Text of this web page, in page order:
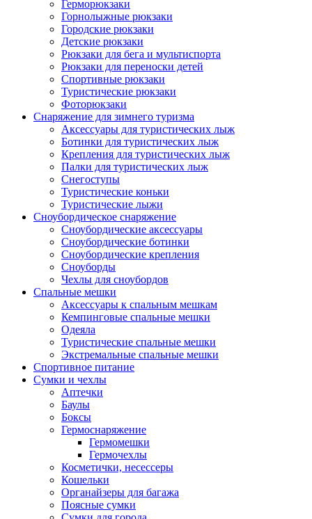
Герморюкзаки
Горнолыжные рюкзаки
Городские рюкзаки
Детские рюкзаки
Рюкзаки для бега и мультиспорта
Рюкзаки для переноски детей
Спортивные рюкзаки
Туристические рюкзаки
Фоторюкзаки
Снаряжение для зимнего туризма
Аксессуары для туристических лыж
Ботинки для туристических лыж
Крепления для туристических лыж
Палки для туристических лыж
Снегоступы
Туристические коньки
Туристические лыжи
Сноубордическое снаряжение
Сноубордические аксессуары
Сноубордические ботинки
Сноубордические крепления
Сноуборды
Чехлы для сноубордов
Спальные мешки
Аксессуары к спальным мешкам
Кемпинговые спальные мешки
Одеяла
Туристические спальные мешки
Экстремальные спальные мешки
Спортивное питание
Сумки и чехлы
Аптечки
Баулы
Боксы
Гермоснаряжение
Гермомешки
Гермочехлы
Косметички, несессеры
Кошельки
Органайзеры для багажа
Поясные сумки